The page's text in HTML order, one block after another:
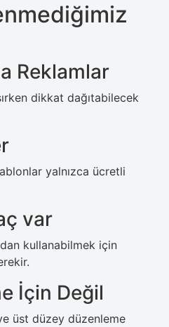
Reklamlar
dikkat dağıtabilecek
yalnızca ücretli
var
kullanabilmek için
İçin Değil
üst düzey düzenleme